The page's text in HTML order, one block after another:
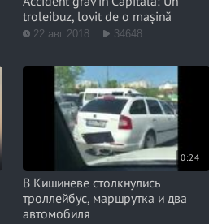
troleibuz, lovit de o mașină
22 авг 2018 34648
0:24
В Кишиневе столкнулись
троллейбус, маршрутка и два
автомобиля